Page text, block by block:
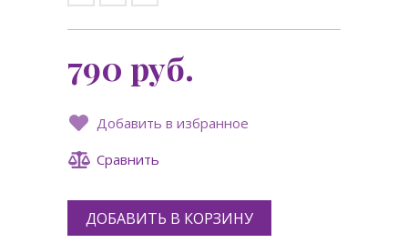
Добавить в избранное
Сравнить
790 руб.